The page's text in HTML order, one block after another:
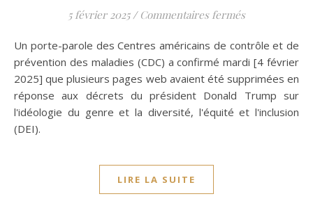
5 février 2025 / Commentaires ferméssur Les CDC
Un porte-parole des Centres américains de contrôle et de
prévention des maladies (CDC) a confirmé mardi [4 février
2025] que plusieurs pages web avaient été supprimées en
réponse aux décrets du président Donald Trump sur
l'idéologie du genre et la diversité, l'équité et l'inclusion
(DEI).
LIRE LA SUITE